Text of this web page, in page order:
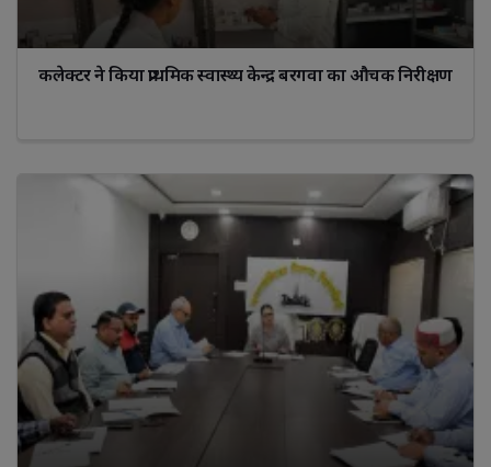
कलेक्टर ने किया प्राथमिक स्वास्थ्य केन्द्र बरगवा का औचक निरीक्षण